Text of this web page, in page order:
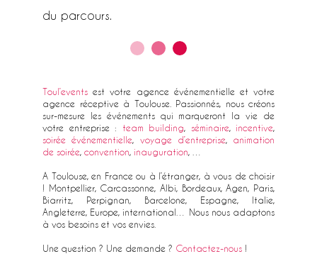
du parcours.
Toul’events est votre agence événementielle et votre
agence réceptive à Toulouse. Passionnés, nous créons
sur-mesure les événements qui marqueront la vie de
votre entreprise : team building, séminaire, incentive,
soirée événementielle, voyage d’entreprise, animation
de soirée, convention, inauguration, …
A Toulouse, en France ou à l’étranger, à vous de choisir
! Montpellier, Carcassonne, Albi, Bordeaux, Agen, Paris,
Biarritz, Perpignan, Barcelone, Espagne, Italie,
Angleterre, Europe, international… Nous nous adaptons
à vos besoins et vos envies.
Une question ? Une demande ? Contactez-nous !